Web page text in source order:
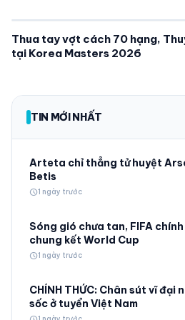
Thua tay vợt cách 70 hạng,
tại Korea Masters 2026
TIN MỚI NHẤT
Arteta chỉ thẳng tử huyệt
Betis
schedule1 ngày trước
Sóng gió chưa tan, FIFA
chung kết World Cup
schedule1 ngày trước
CHÍNH THỨC: Chân sút vĩ đại
sốc ở tuyển Việt Nam